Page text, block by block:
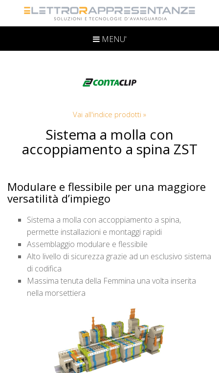
MENU'
Vai all'indice prodotti »
Sistema a molla con
accoppiamento a spina ZST
Modulare e flessibile per una maggiore
versatilità d’impiego
Sistema a molla con accoppiamento a spina,
permette installazioni e montaggi rapidi
Assemblaggio modulare e flessibile
Alto livello di sicurezza grazie ad un esclusivo sistema
di codifica
Massima tenuta della Femmina una volta inserita
nella morsettiera